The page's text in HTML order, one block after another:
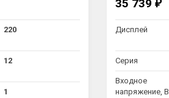
220
12
1
35 739 ₽
Дисплей
Серия
Входное
напряжение, В